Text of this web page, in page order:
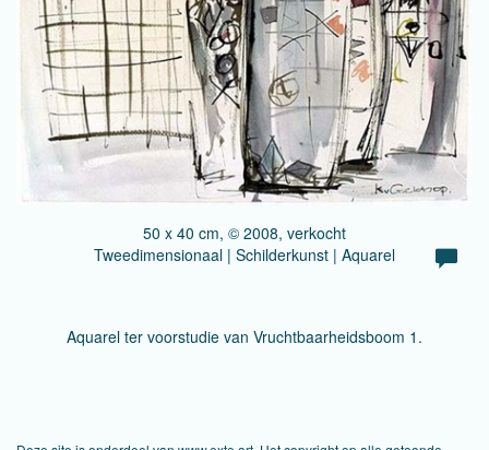
50 x 40 cm, © 2008, verkocht
Tweedimensionaal | Schilderkunst | Aquarel
Aquarel ter voorstudie van Vruchtbaarheidsboom 1.